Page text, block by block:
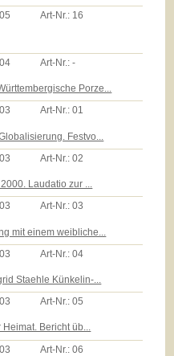
Art-Nr.: 16
Art-Nr.:-
Porze...
Art-Nr.:01
Festvo...
Art-Nr.:02
Laudatio zur ...
Art-Nr.:03
mit einem weibliche...
Art-Nr.:04
Staehle Künkelin-...
Art-Nr.:05
Bericht üb...
Art-Nr.:06